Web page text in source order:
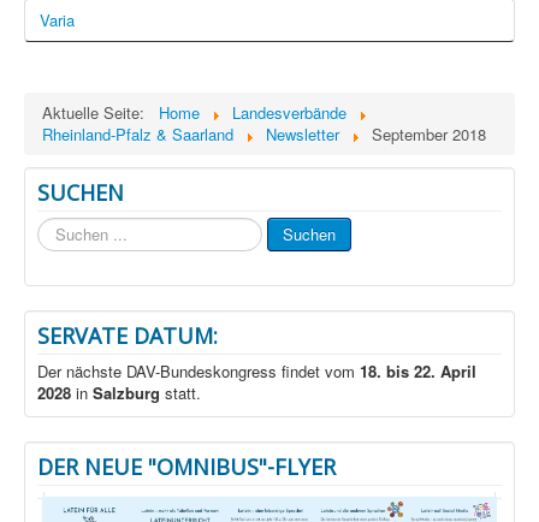
Varia
Aktuelle Seite: Home
Landesverbände
Rheinland-Pfalz & Saarland
Newsletter September 2018
SUCHEN
Suchen
...
Suchen
SERVATE DATUM:
Der nächste DAV-Bundeskongress findet vom 18. bis 22. April
2028 in Salzburg statt.
DER NEUE "OMNIBUS"-FLYER